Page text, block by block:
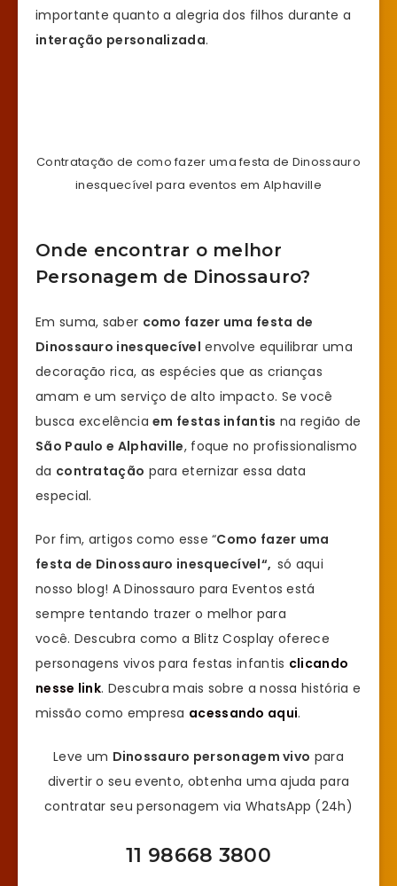
importante quanto a alegria dos filhos durante a
interação personalizada.
Contratação de como fazer uma festa de Dinossauro
inesquecível para eventos em Alphaville
Onde encontrar o melhor
Personagem de Dinossauro?
Em suma, saber como fazer uma festa de
Dinossauro inesquecível envolve equilibrar uma
decoração rica, as espécies que as crianças
amam e um serviço de alto impacto. Se você
busca excelênciaem festas infantis na região de
São Paulo e Alphaville, foque no profissionalismo
da contratação para eternizar essa data
especial.
Por fim, artigos como esse “Como fazer uma
festa de Dinossauro inesquecível“, só aqui
nosso blog! A Dinossauro para Eventos está
sempre tentando trazer o melhor para
você. Descubra como a Blitz Cosplay oferece
personagens vivos para festas infantis clicando
nesse link. Descubra mais sobre a nossa história e
missão como empresa acessando aqui.
Leve um Dinossauro personagem vivo para
divertir o seu evento, obtenha uma ajuda para
contratar seu personagem via WhatsApp (24h)
11 98668 3800